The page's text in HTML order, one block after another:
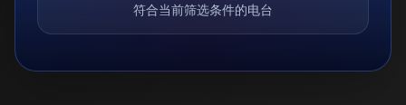
符合当前筛选条件的电台